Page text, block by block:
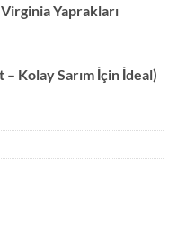
Yaprakları
– Kolay Sarım İçin İdeal)